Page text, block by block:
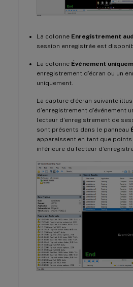
La colonne Enregistrement
session enregistrée est
La colonne Événement
enregistrement d’écran ou un
uniquement.
La capture d’écran suivante
d’enregistrement d’événement
lecteur d’enregistrement de
sont présents dans le panneau
apparaissent en tant que
inférieure du lecteur